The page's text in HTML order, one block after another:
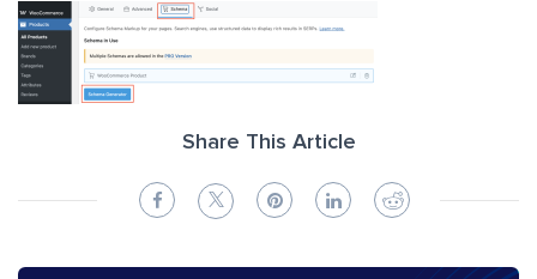
Share This Article